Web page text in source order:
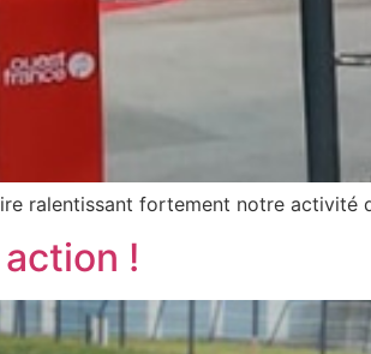
ralentissant fortement notre activité
action !